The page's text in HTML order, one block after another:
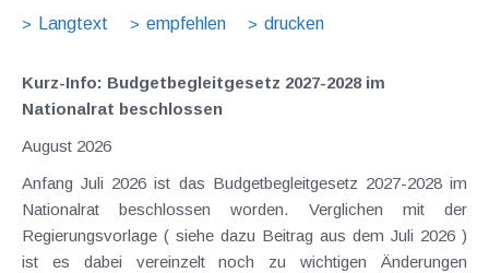
Langtext
empfehlen drucken
Kurz-Info: Budgetbegleitgesetz 2027-2028 im
Nationalrat beschlossen
August 2026
Anfang Juli 2026 ist das Budgetbegleitgesetz 2027-2028 im
Nationalrat beschlossen worden. Verglichen mit der
Regierungsvorlage ( siehe dazu Beitrag aus dem Juli 2026 )
ist es dabei vereinzelt noch zu wichtigen Änderungen